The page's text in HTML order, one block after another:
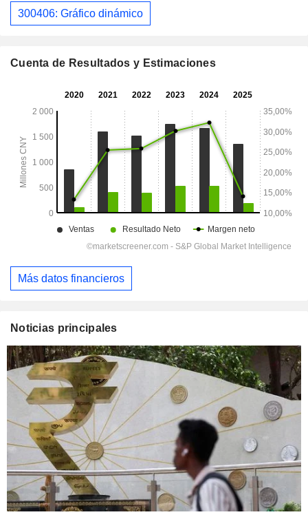
300406: Gráfico dinámico
Cuenta de Resultados y Estimaciones
Más datos financieros
Noticias principales